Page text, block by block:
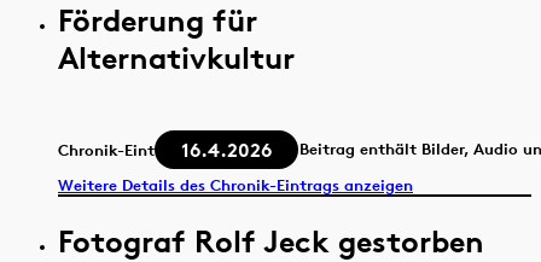
Förderung für
Alternativkultur
Chronik-Eintrag 16.4.2026
Beitrag enthält Bilder, Audio
Weitere Details des Chronik-Eintrags anzeigen
Fotograf Rolf Jeck gestorben